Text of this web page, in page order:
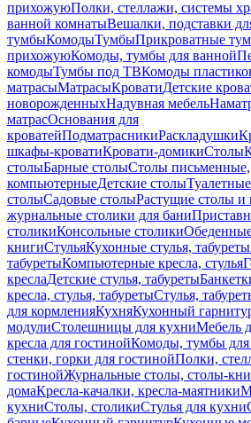
прихожуюПолки, стеллажи, системы
ванной комнатыВешалки, подставки
тумбыКомодыТумбыПрикроватные
прихожуюКомоды, тумбы для ванной
комодыТумбы под ТВКомоды
матрасыМатрасыКроватиДетские
новорожденныхНадувная мебель
матрасОснования для
кроватейПодматрасникиРаскладушки
шкафы-кроватиКровати-домикиСтолы
столыБарные столыСтолы письменные,
компьютерныеДетские столы
столыСадовые столыРастущие столы и
журнальные столики для бани
столикиКонсольные столики
книгиСтульяКухонные стулья, табуреты
табуретыКомпьютерные кресла, стулья
креслаДетские стулья, табуреты
кресла, стулья, табуретыСтулья,
для кормленияКухняКухонный
модулиСтолешницы для кухниМебель
кресла для гостинойКомоды, тумбы для
стенки, горки для гостинойПолки,
гостинойЖурнальные столы, столы-
домаКресла-качалки, кресла-маятники
кухниСтолы, столикиСтулья для кухни